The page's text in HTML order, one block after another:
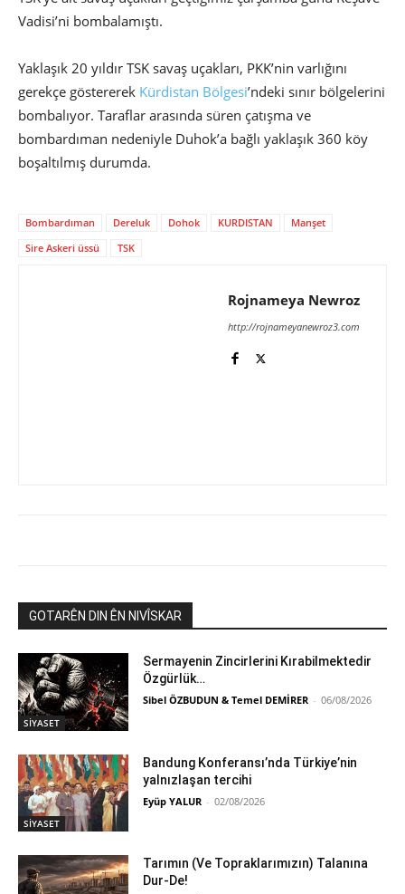
Vadisi’ni bombalamıştı.
Yaklaşık 20 yıldır TSK savaş uçakları, PKK’nin varlığını
gerekçe göstererek Kürdistan Bölgesi’ndeki sınır bölgelerini
bombalıyor. Taraflar arasında süren çatışma ve
bombardıman nedeniyle Duhok’a bağlı yaklaşık 360 köy
boşaltılmış durumda.
Bombardıman Dereluk Dohok KURDISTAN
Manşet
Sire Askeri üssü
TSK
Rojnameya Newroz
http://rojnameyanewroz3.com
GOTARÊN DIN ÊN NIVÎSKAR
SİYASET
Sermayenin Zincirlerini Kırabilmektedir
Özgürlük…
Sibel ÖZBUDUN & Temel DEMİRER - 06/08/2026
SİYASET
Bandung Konferansı’nda Türkiye’nin
yalnızlaşan tercihi
Eyüp YALUR - 02/08/2026
Tarımın (Ve Topraklarımızın) Talanına
Dur-De!